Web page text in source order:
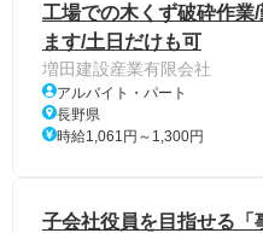
工場での木くず破砕作業
ます/土日だけも可
増田建設産業有限会社
アルバイト・パート
長野県
時給1,061円～1,300円
子会社役員を目指せる「